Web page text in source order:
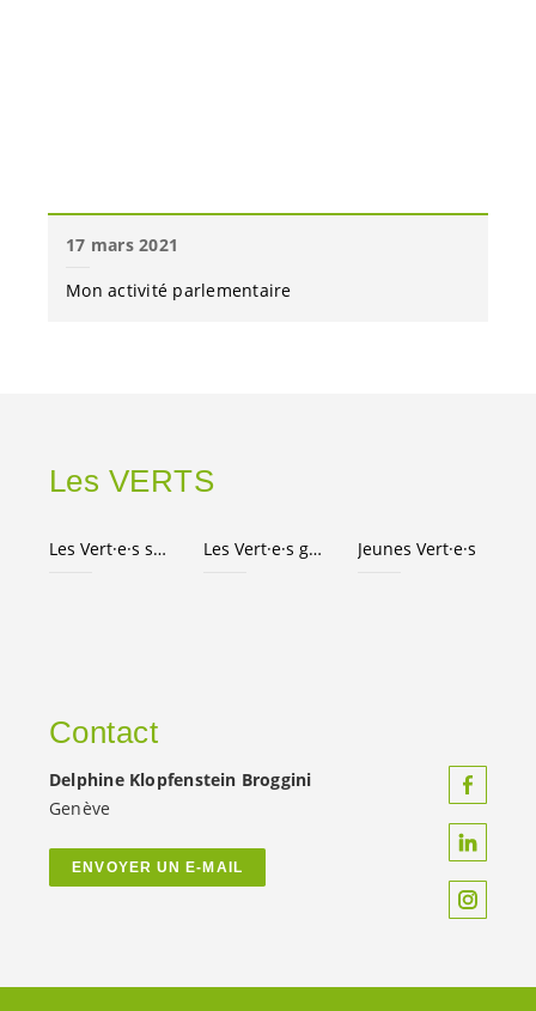
17 mars 2021
Mon activité parlementaire
Les VERTS
Les Vert·e·s suisses Les Vert·e·s genevois·es Jeunes Vert·e·s
Contact
Delphine Klopfenstein Broggini
Genève
ENVOYER UN E-MAIL